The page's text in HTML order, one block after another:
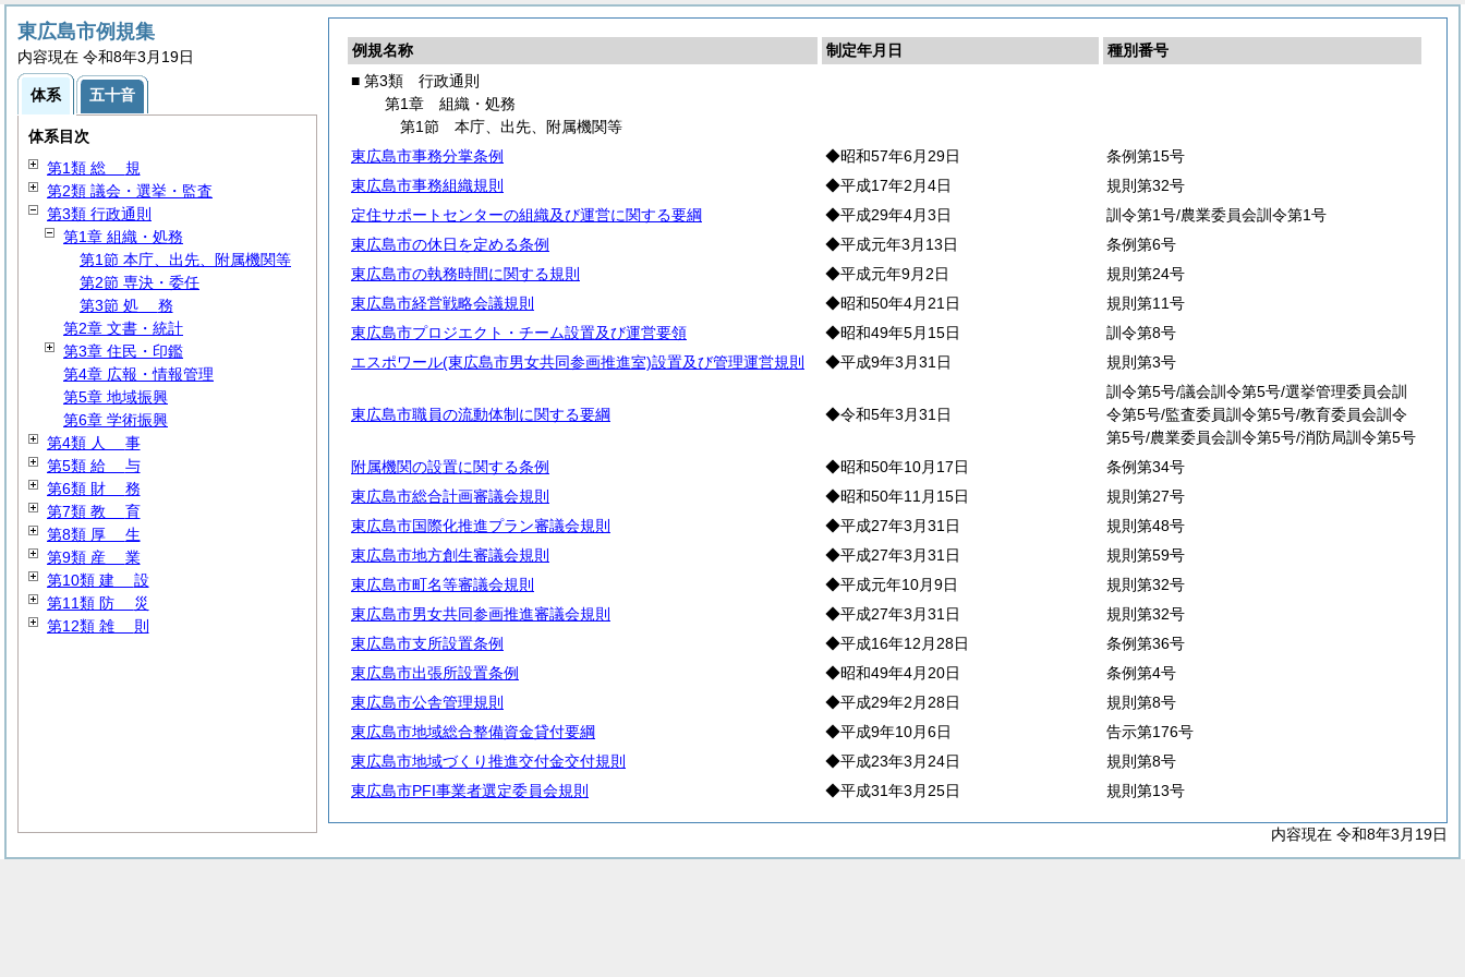
例規名称 制定年月日
種別番号
■ 第3類 行政通則
第1章 組織・処務
第1節 本庁、出先、附属機関等
東広島市事務分掌条例
◆昭和57年6月29日
条例第15号
東広島市事務組織規則
◆平成17年2月4日
規則第32号
定住サポートセンターの組織及び運営に関する要綱
◆平成29年4月3日
訓令第1号/農業委員会訓令第1号
東広島市の休日を定める条例
◆平成元年3月13日
条例第6号
東広島市の執務時間に関する規則
◆平成元年9月2日
規則第24号
東広島市経営戦略会議規則
◆昭和50年4月21日
規則第11号
東広島市プロジエクト・チーム設置及び運営要領
◆昭和49年5月15日
訓令第8号
エスポワール(東広島市男女共同参画推進室)設置及び管理運営規則
◆平成9年3月31日 規則第3号
東広島市職員の流動体制に関する要綱 ◆令和5年3月31日
訓令第5号/議会訓令第5号/選挙管理委員会訓
令第5号/監査委員訓令第5号/教育委員会訓令
第5号/農業委員会訓令第5号/消防局訓令第5号
附属機関の設置に関する条例
◆昭和50年10月17日
条例第34号
東広島市総合計画審議会規則
◆昭和50年11月15日
規則第27号
東広島市国際化推進プラン審議会規則
◆平成27年3月31日
規則第48号
東広島市地方創生審議会規則
◆平成27年3月31日
規則第59号
東広島市町名等審議会規則
◆平成元年10月9日
規則第32号
東広島市男女共同参画推進審議会規則
◆平成27年3月31日
規則第32号
東広島市支所設置条例
◆平成16年12月28日
条例第36号
東広島市出張所設置条例
◆昭和49年4月20日
条例第4号
東広島市公舎管理規則
◆平成29年2月28日
規則第8号
東広島市地域総合整備資金貸付要綱
◆平成9年10月6日
告示第176号
東広島市地域づくり推進交付金交付規則
◆平成23年3月24日
規則第8号
東広島市PFI事業者選定委員会規則
◆平成31年3月25日 規則第13号
内容現在 令和8年3月19日
東広島市例規集
内容現在 令和8年3月19日
体系 五十音
体系目次
第1類 総 規
第2類 議会・選挙・監査
第3類 行政通則
第1章 組織・処務
第1節 本庁、出先、附属機関等
第2節 専決・委任
第3節 処 務
第2章 文書・統計
第3章 住民・印鑑
第4章 広報・情報管理
第5章 地域振興
第6章 学術振興
第4類 人 事
第5類 給 与
第6類 財 務
第7類 教 育
第8類 厚 生
第9類 産 業
第10類 建 設
第11類 防 災
第12類 雑 則